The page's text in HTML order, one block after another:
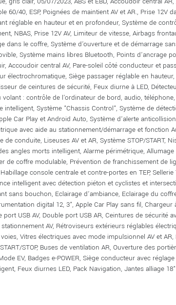
60/40, ESP, Poignées de maintient AV et AR., Prise 12V
réglable en hauteur et en profondeur, Système de
NBAS, Prise 12V AV, Limiteur de vitesse, Airbags
dans le coffre, Système d'ouverture et de démarrage
Système mains libres Bluetooth, Points d'ancrage
Accoudoir central AV, Pare-soleil côté conducteur et
électrochromatique, Siège passager réglable en hauteur,
de ceintures de sécurité, Feux diurne à LED,
: contrôle de l'ordinateur de bord, audio,
Système "Chassis Control", Système de
Car Play et Android Auto, Système d'alerte
avec aide au stationnement/démarrage et fonction
conduite, Liseuses AV et AR, Système STOP/START,
angles morts intelligent, Alarme périmétrique,
de coffre modulable, Prévention de franchissement de
console centrale et contre-portes en TEP,
intelligent avec détection piéton et cyclistes et
sans bouchon, Eclairage d'ambiance, Eclairage du
digital 12, 3", Apple Car Play sans fil,
USB AV, Double port USB AR, Ceintures de sécurité
AV, Rétroviseurs extérieurs réglables
Vitres électriques avec mode impulsionnel AV et AR,
STOP, Buses de ventilation AR, Ouverture des
EV, Badges e-POWER, Siège conducteur avec
Feux diurnes LED, Pack Navigation, Jantes alliage 18"